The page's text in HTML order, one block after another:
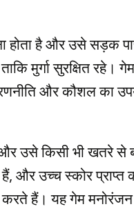
है और उसे सड़क
मुर्गा सुरक्षित
और कौशल का
किसी भी खतरे से
हैं, और उच्च स्कोर
हैं। यह गेम